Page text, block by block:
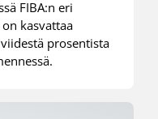
FIBA:n eri
kasvattaa
prosentista